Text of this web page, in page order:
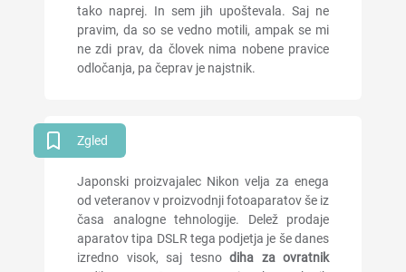
tako naprej. In sem jih upoštevala. Saj ne
pravim, da so se vedno motili, ampak se mi
ne zdi prav, da človek nima nobene pravice
odločanja, pa čeprav je najstnik.
Zgled
Japonski proizvajalec Nikon velja za enega
od veteranov v proizvodnji fotoaparatov še iz
časa analogne tehnologije. Delež prodaje
aparatov tipa DSLR tega podjetja je še danes
izredno visok, saj tesno diha za ovratnik